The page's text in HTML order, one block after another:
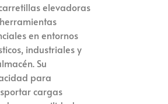
elevadoras
en entornos
industriales y
Su
para
cargas